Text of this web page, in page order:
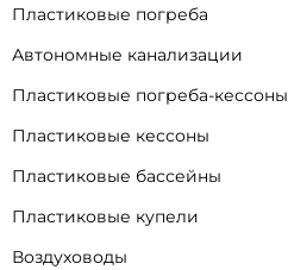
Пластиковые погреба
Автономные канализации
Пластиковые погреба-кессоны
Пластиковые кессоны
Пластиковые бассейны
Пластиковые купели
Воздуховоды